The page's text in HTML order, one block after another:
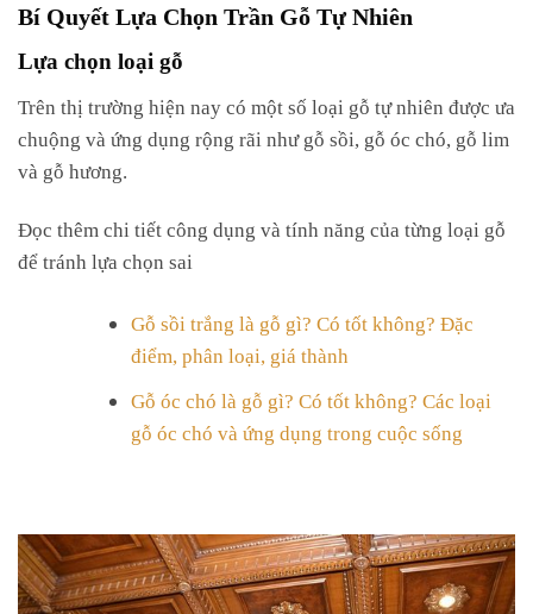
Bí Quyết Lựa Chọn Trần Gỗ Tự Nhiên
Lựa chọn loại gỗ
Trên thị trường hiện nay có một số loại gỗ tự nhiên được ưa
chuộng và ứng dụng rộng rãi như gỗ sồi, gỗ óc chó, gỗ lim
và gỗ hương.
Đọc thêm chi tiết công dụng và tính năng của từng loại gỗ
để tránh lựa chọn sai
Gỗ sồi trắng là gỗ gì? Có tốt không? Đặc
điểm, phân loại, giá thành
Gỗ óc chó là gỗ gì? Có tốt không? Các loại
gỗ óc chó và ứng dụng trong cuộc sống